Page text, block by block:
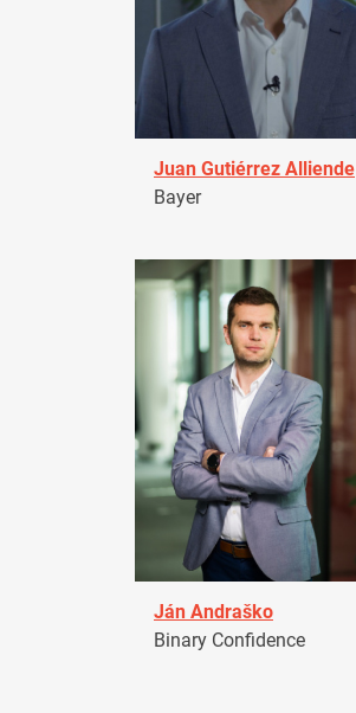
Juan Gutiérrez Alliende
Bayer
Ján Andraško
Binary Confidence